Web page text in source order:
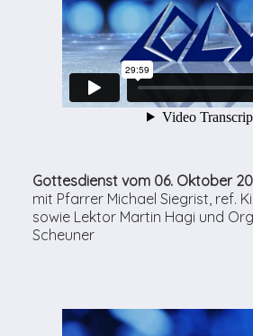
Gottesdienst vom 06. Oktober
mit Pfarrer Michael Siegrist, ref.
sowie Lektor Martin Hagi und
Scheuner